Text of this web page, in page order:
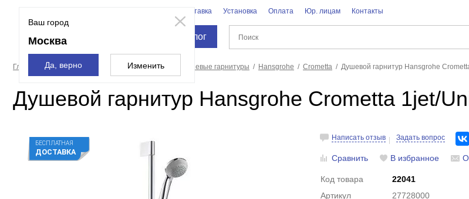
Ваш город
Москва
Да, верно Изменить
Доставка Установка Оплата Юр. лицам Контакты
Каталог
Главная страница Смесители и души Души Душевые гарнитуры Hansgrohe Crometta Душевой гарнитур Hansgrohe
Душевой гарнитур Hansgrohe Crometta 1jet/
БЕСПЛАТНАЯ
ДОСТАВКА
Написать отзыв Задать вопрос
Сравнить В избранное
Код товара
22041
Артикул
27728000